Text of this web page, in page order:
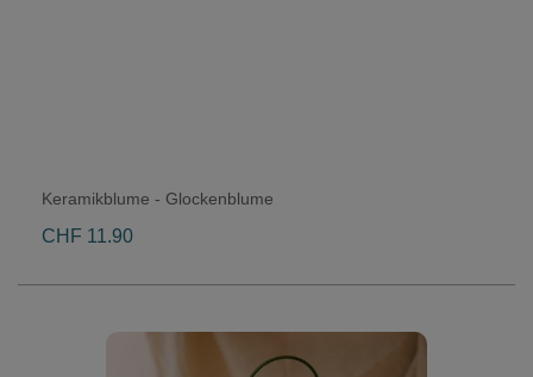
Keramikblume - Glockenblume
CHF 11.90